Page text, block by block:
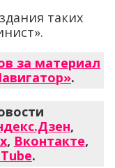
таких
за материал
.
,
, Вконтакте,
.